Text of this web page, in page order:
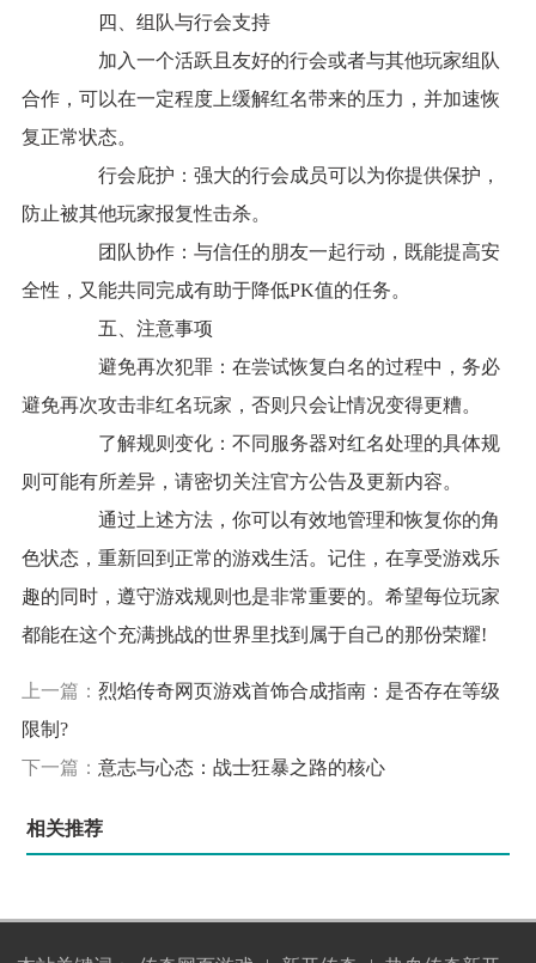
四、组队与行会支持
加入一个活跃且友好的行会或者与其他玩家组队
合作，可以在一定程度上缓解红名带来的压力，并加速恢
复正常状态。
行会庇护：强大的行会成员可以为你提供保护，
防止被其他玩家报复性击杀。
团队协作：与信任的朋友一起行动，既能提高安
全性，又能共同完成有助于降低PK值的任务。
五、注意事项
避免再次犯罪：在尝试恢复白名的过程中，务必
避免再次攻击非红名玩家，否则只会让情况变得更糟。
了解规则变化：不同服务器对红名处理的具体规
则可能有所差异，请密切关注官方公告及更新内容。
通过上述方法，你可以有效地管理和恢复你的角
色状态，重新回到正常的游戏生活。记住，在享受游戏乐
趣的同时，遵守游戏规则也是非常重要的。希望每位玩家
都能在这个充满挑战的世界里找到属于自己的那份荣耀!
上一篇： 烈焰传奇网页游戏首饰合成指南：是否存在等级
限制?
下一篇： 意志与心态：战士狂暴之路的核心
相关推荐